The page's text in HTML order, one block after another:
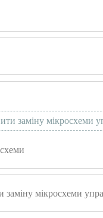
заміну мікросхеми
заміну мікросхеми